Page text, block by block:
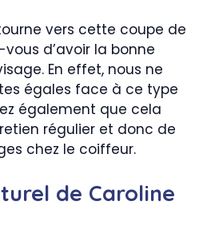
vers cette coupe de
d’avoir la bonne
En effet, nous ne
égales face à ce type
également que cela
régulier et donc de
chez le coiffeur.
de Caroline